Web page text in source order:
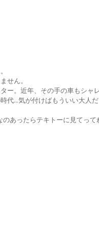
せん。
ー。近年、その手の車もシャ
代…気が付けばもういい大人だ
あったらテキトーに見てって